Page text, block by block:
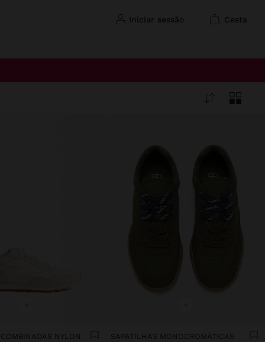
iniciar sessão cesta
+
NYLON
+
SAPATILHAS MONOCROMÁTICAS